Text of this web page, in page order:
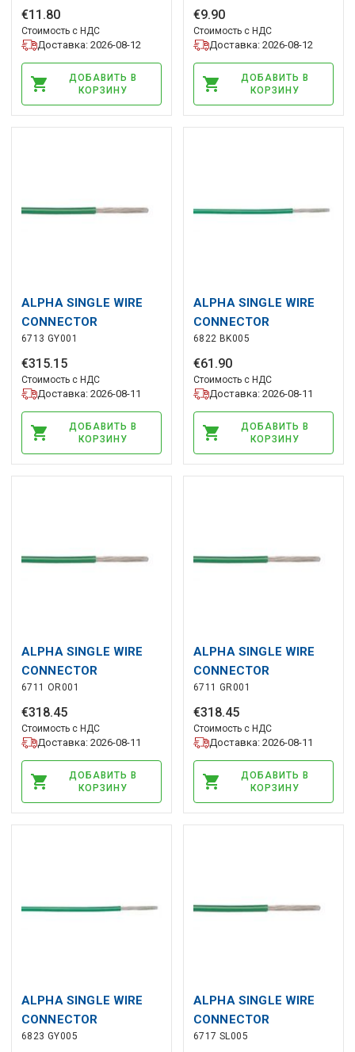
€11 .80
Стоимость с НДС
Доставка: 2026-08-12
ДОБАВИТЬ В
КОРЗИНУ
€9.90
Стоимость с НДС
Доставка: 2026-08-12
ДОБАВИТЬ В
КОРЗИНУ
ALPHA SINGLE WIRE
CONNECTOR
6713 GY001
€315.15
Стоимость с НДС
Доставка: 2026-08-11
ДОБАВИТЬ В
КОРЗИНУ
ALPHA SINGLE WIRE
CONNECTOR
6822 BK005
€61 .90
Стоимость с НДС
Доставка: 2026-08-11
ДОБАВИТЬ В
КОРЗИНУ
ALPHA SINGLE WIRE
CONNECTOR
6711 OR001
€318.45
Стоимость с НДС
Доставка: 2026-08-11
ДОБАВИТЬ В
КОРЗИНУ
ALPHA SINGLE WIRE
CONNECTOR
6711 GR001
€318.45
Стоимость с НДС
Доставка: 2026-08-11
ДОБАВИТЬ В
КОРЗИНУ
ALPHA SINGLE WIRE
CONNECTOR
6823 GY005
ALPHA SINGLE WIRE
CONNECTOR
6717 SL005